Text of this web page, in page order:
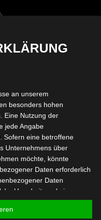
|0 Kommentare
an unserem
besonders hohen
Eine Nutzung der
jede Angabe
Sofern eine betroffene
Unternehmens über
möchte, könnte
Daten erforderlich
Daten
Verarbeitung keine
eine Einwilligung der